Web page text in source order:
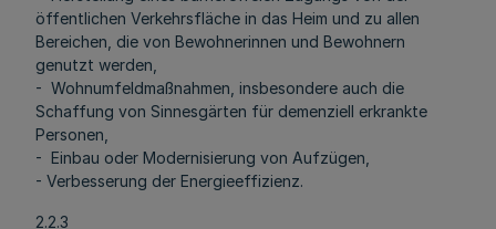
öffentlichen Verkehrsfläche in das Heim und zu allen
Bereichen, die von Bewohnerinnen und Bewohnern
genutzt werden,
- Wohnumfeldmaßnahmen, insbesondere auch die
Schaffung von Sinnesgärten für demenziell erkrankte
Personen,
- Einbau oder Modernisierung von Aufzügen,
- Verbesserung der Energieeffizienz.
2.2.3